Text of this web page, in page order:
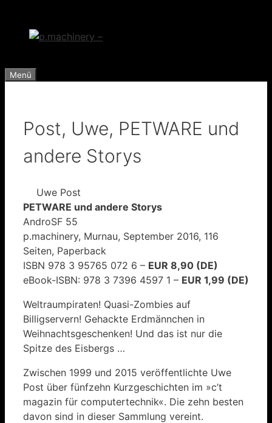
springen
Menü
Post, Uwe, PETWARE und
andere Storys
Uwe Post
PETWARE und andere Storys
AndroSF 55
p.machinery, Murnau, September 2016, 116
Seiten, Paperback
ISBN 978 3 95765 072 6 – EUR 8,90 (DE)
eBook-ISBN: 978 3 7396 4597 1 – EUR 1,99 (DE)
Weltraumpiraten! Quasi-Zombies auf
Billigservern! Gehackte Erdmännchen in
Weihnachtsgeschenken! Und das ist nur die
Spitze des Eisbergs …
Zwischen 1999 und 2015 veröffentlichte Uwe
Post über fünfzehn Kurzgeschichten im »c’t
magazin für computertechnik«. Die zehn besten
davon sind in dieser Sammlung vereint.